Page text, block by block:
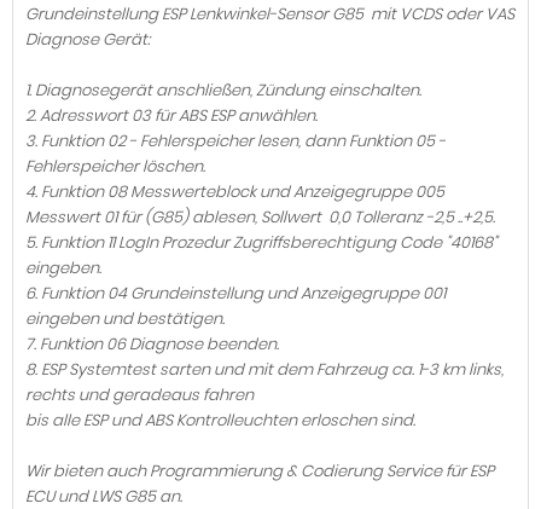
Grundeinstellung ESP Lenkwinkel-Sensor G85 mit VCDS oder VAS
Diagnose Gerät:
1. Diagnosegerät anschließen, Zündung einschalten.
2. Adresswort 03 für ABS ESP anwählen.
3. Funktion 02 - Fehlerspeicher lesen, dann Funktion 05 -
Fehlerspeicher löschen.
4. Funktion 08 Messwerteblock und Anzeigegruppe 005
Messwert 01 für (G85) ablesen, Sollwert 0,0 Tolleranz -2,5 ..+2,5.
5. Funktion 11 LogIn Prozedur Zugriffsberechtigung Code "40168"
eingeben.
6. Funktion 04 Grundeinstellung und Anzeigegruppe 001
eingeben und bestätigen.
7. Funktion 06 Diagnose beenden.
8. ESP Systemtest sarten und mit dem Fahrzeug ca. 1-3 km links,
rechts und geradeaus fahren
bis alle ESP und ABS Kontrolleuchten erloschen sind.
Wir bieten auch Programmierung & Codierung Service für ESP
ECU und LWS G85 an.